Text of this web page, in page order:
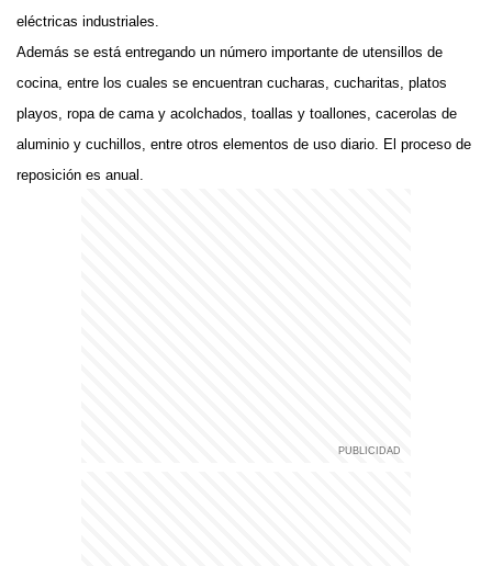
eléctricas industriales.
Además se está entregando un número importante de utensillos de
cocina, entre los cuales se encuentran cucharas, cucharitas, platos
playos, ropa de cama y acolchados, toallas y toallones, cacerolas de
aluminio y cuchillos, entre otros elementos de uso diario. El proceso de
reposición es anual.